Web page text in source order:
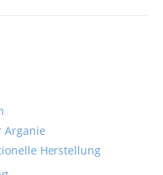
Arganie
Herstellung